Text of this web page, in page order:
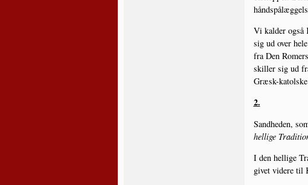
Vi kal­der også
sig ud over
fra Den
skil­ler sig ud
Græsk-
2.
Sand­he­den,
hel­li­ge
I den hel­li­ge
givet vide­re til